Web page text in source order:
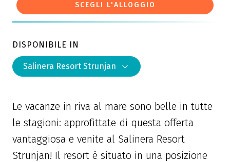
SCEGLI L'ALLOGGIO
DISPONIBILE IN
Salinera Resort Strunjan
Le vacanze in riva al mare sono belle in tutte
le stagioni: approfittate di questa offerta
vantaggiosa e venite al Salinera Resort
Strunjan! Il resort è situato in una posizione